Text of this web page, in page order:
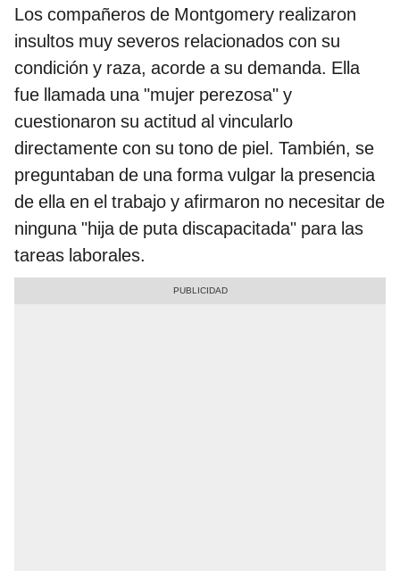
Los compañeros de Montgomery realizaron
insultos muy severos relacionados con su
condición y raza, acorde a su demanda. Ella
fue llamada una "mujer perezosa" y
cuestionaron su actitud al vincularlo
directamente con su tono de piel. También, se
preguntaban de una forma vulgar la presencia
de ella en el trabajo y afirmaron no necesitar de
ninguna "hija de puta discapacitada" para las
tareas laborales.